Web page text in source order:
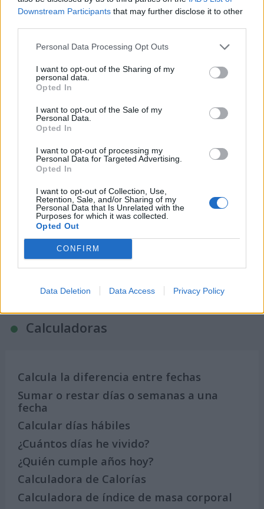
Downstream Participants that may further disclose it to other
Personal Data Processing Opt Outs
I want to opt-out of the Sharing of my
personal data.
Opted In
I want to opt-out of the Sale of my
Personal Data.
Opted In
I want to opt-out of processing my
Personal Data for Targeted Advertising.
Opted In
I want to opt-out of Collection, Use,
Retention, Sale, and/or Sharing of my
Personal Data that Is Unrelated with the
Purposes for which it was collected.
Opted Out
CONFIRM
Data Deletion Data Access Privacy Policy
Los mejores canales de Youtube según
nuestra audiencia. ¡Participa!
Crea una cuenta atrás para el evento que
¿Qué día crearías tu?
Calendarios
(España)
Calendario Laboral (España) 2026
Calendario Astronómico de 2026
Calendario Lunar
Calendario de Días Internacionales de
Calculadoras
Calcula la diferencia entre fechas
Sumar o restar días o semanas a una
fecha
Calcular días hábiles
¿Cuántos días he vivido?
¿Quién cumple años hoy?
Calculadora de Calorías
Calculadora de índice de masa corporal